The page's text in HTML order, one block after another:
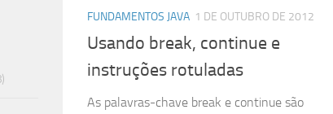
FUNDAMENTOS JAVA 1 DE OUTUBRO DE 2012
Usando break, continue e
instruções rotuladas
As palavras-chave break e continue são